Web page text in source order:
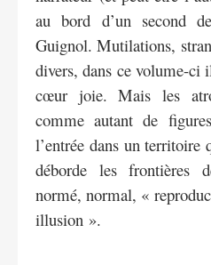
au bord d’un second
Guignol. Mutilations,
divers, dans ce volume-ci
cœur joie. Mais les
comme autant de
l’entrée dans un territoire
déborde les frontières
normé, normal, «
illusion ».